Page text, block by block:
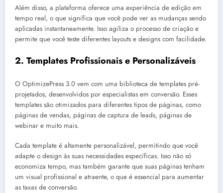
Além disso, a plataforma oferece uma experiência de edição em
tempo real, o que significa que você pode ver as mudanças sendo
aplicadas instantaneamente. Isso agiliza o processo de criação e
permite que você teste diferentes layouts e designs com facilidade.
2. Templates Profissionais e Personalizáveis
O OptimizePress 3.0 vem com uma biblioteca de templates pré-
projetados, desenvolvidos por especialistas em conversão. Esses
templates são otimizados para diferentes tipos de páginas, como
páginas de vendas, páginas de captura de leads, páginas de
webinar e muito mais.
Cada template é altamente personalizável, permitindo que você
adapte o design às suas necessidades específicas. Isso não só
economiza tempo, mas também garante que suas páginas tenham
um visual profissional e atraente, o que é essencial para aumentar
as taxas de conversão.